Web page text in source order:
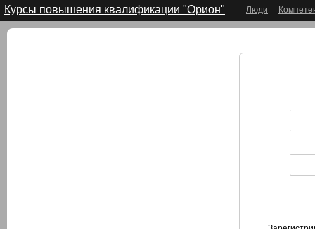
Курсы повышения квалификации "Орион" Люди